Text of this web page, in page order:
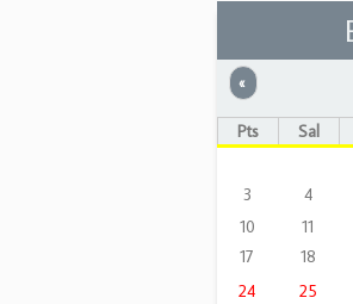
« Önceki
Pts Sal
3
4
10
11
17
18
24
25